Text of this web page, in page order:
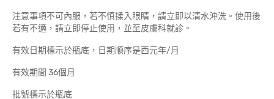
注意事項不可內服，若不慎揉入眼睛，請立即以清水沖洗。使用後
若有不適，請立即停止使用，並至皮膚科就診。
有效日期標示於瓶底，日期顺序是西元年/月
有效期間 36個月
批號標示於瓶底